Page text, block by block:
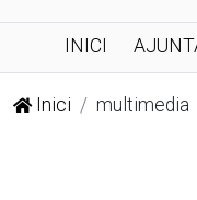
INICI
Inici multimedia